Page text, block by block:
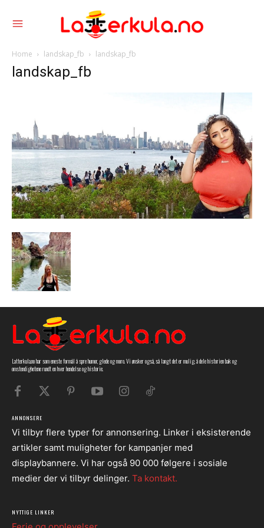
Home landskap_fb landskap_fb
landskap_fb
Latterkula.no har som eneste formål å spre humor, glede og moro. Vi ønsker også, så langt det er mulig, å dele historien bak og
omstendighetene rundt en hver hendelse og historie.
ANNONSERE
Vi tilbyr flere typer for annonsering. Linker i eksisterende
artikler samt muligheter for kampanjer med
displaybannere. Vi har også 90 000 følgere i sosiale
medier der vi tilbyr delinger. Ta kontakt.
NYTTIGE LINKER